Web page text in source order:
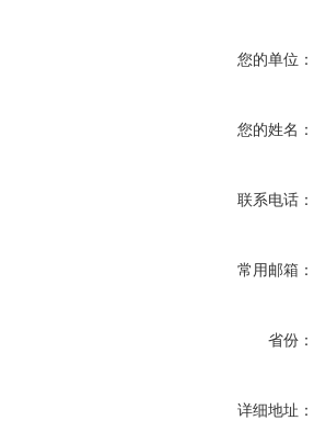
您的单位：
您的姓名：
联系电话：
常用邮箱：
省份：
详细地址：